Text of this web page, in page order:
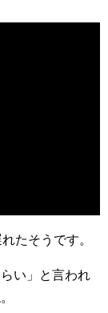
たそうです。
い」と言われ